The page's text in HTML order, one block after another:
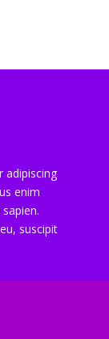
adipiscing
enim
suscipit